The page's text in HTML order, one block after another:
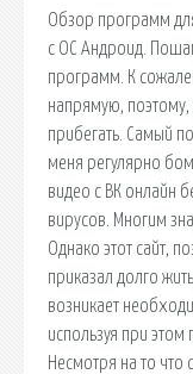
Обзор программ
с ОС Андроид.
программ. К
напрямую,
прибегать. Самый
меня регулярно
видео с ВК онлайн
вирусов. Многим
Однако этот сайт,
приказал долго
возникает
используя при
Несмотря на то что